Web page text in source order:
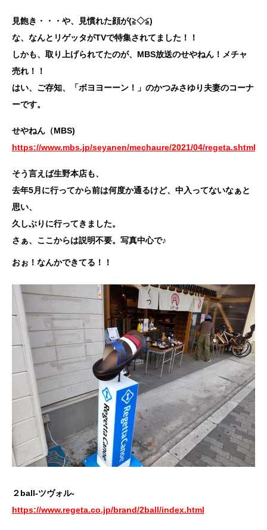
見飽き・・・や、見慣れた顔が(≧◇≦)
な、なんとリゲッタがTVで特集されてました！！
しかも、取り上げられてたのが、MBS放送のせやねん！メチャ
売れ！！
はい、ご存知、「ボヨヨーーン！」のかつみさゆり夫妻のコーナ
ーです。
せやねん（MBS)
https://www.mbs.jp/seyanen/mechaure/2021/04/regeta.shtml
そう言えば生野本店も、
去年5月に行ってから前は何度か通るけど、中入ってないなぁと
思い、
久しぶりに行ってきました。
さぁ、ここからは説明不要。写真中心で♪
おぉ！なんかできてる！！
２ball-ツヴォル-
https://www.regeta.co.jp/brand/2ball/index.html